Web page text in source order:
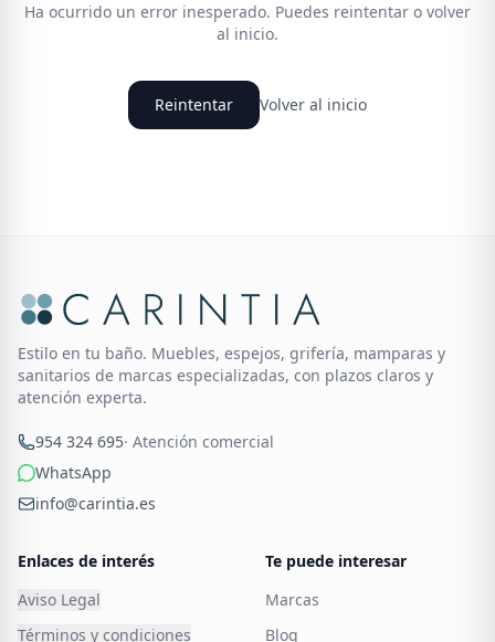
Ha ocurrido un error inesperado. Puedes reintentar o volver
al inicio.
Reintentar Volver al inicio
Estilo en tu baño. Muebles, espejos, grifería, mamparas y
sanitarios de marcas especializadas, con plazos claros y
atención experta.
954 324 695· Atención comercial
WhatsApp
info@carintia.es
Enlaces de interés
Aviso Legal
Términos y condiciones
Te puede interesar
Marcas
Blog